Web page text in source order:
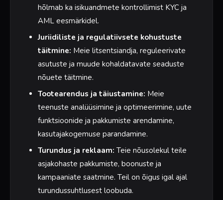
hõlmab ka isikuandmete kontrollimist KYC ja
AML eesmärkidel.
Juriidiliste ja regulatiivsete kohustuste
täitmine: Meie litsentsiandja, reguleerivate
asutuste ja muude kohaldatavate seaduste
nõuete täitmine.
Tootearendus ja täiustamine: Meie
teenuste analüüsimine ja optimeerimine, uute
funktsioonide ja pakkumiste arendamine,
kasutajakogemuse parandamine.
Turundus ja reklaam: Teie nõusolekul teile
asjakohaste pakkumiste, boonuste ja
kampaaniate saatmine. Teil on õigus igal ajal
turundussuhtlusest loobuda.